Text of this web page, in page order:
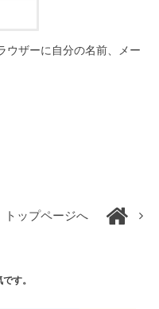
ウザーに自分の名前、メー
トップページへ
す。